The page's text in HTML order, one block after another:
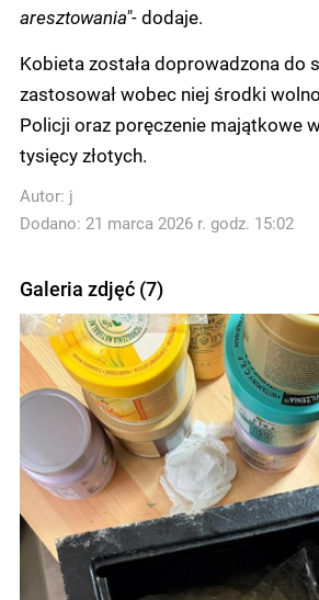
aresztowania"-dodaje.
Kobieta została doprowadzona do
zastosował wobec niej środki
Policji oraz poręczenie majątkowe
tysięcy złotych.
Autor: j
Dodano: 21 marca 2026 r. godz. 15:02
Galeria zdjęć (7)